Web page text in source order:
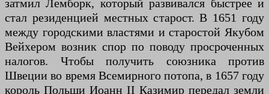
затмил Лемборк, который развивался быстрее и
стал резиденцией местных старост. В 1651 году
между городскими властями и старостой Якубом
Вейхером возник спор по поводу просроченных
налогов. Чтобы получить союзника против
Швеции во время Всемирного потопа, в 1657 году
король Польши Иоанн II Казимир передал земли